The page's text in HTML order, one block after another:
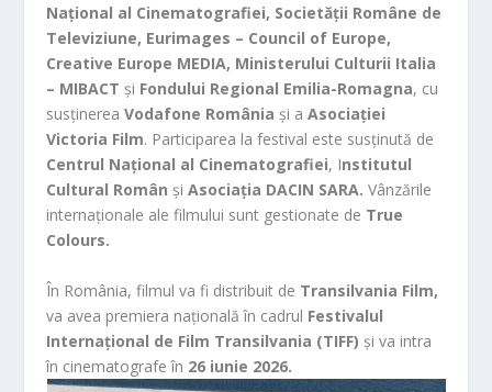
Național al Cinematografiei, Societății Române de
Televiziune, Eurimages – Council of Europe,
Creative Europe MEDIA, Ministerului Culturii Italia
– MIBACT și Fondului Regional Emilia-Romagna, cu
susținereaVodafone România și aAsociației
Victoria Film. Participarea la festival este susținută de
Centrul Național al Cinematografiei, Institutul
Cultural Român șiAsociația DACIN SARA.Vânzările
internaționale ale filmului sunt gestionate de True
Colours.
În România, filmul va fi distribuit de Transilvania Film,
va avea premiera națională în cadrul Festivalul
Internațional de Film Transilvania (TIFF)și va intra
în cinematografe în 26 iunie 2026.